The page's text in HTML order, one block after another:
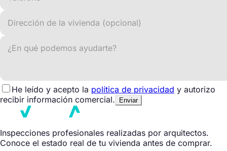
He leído y acepto la política de privacidad y autorizo
recibir información comercial.
Enviar
Inspecciones profesionales realizadas por arquitectos.
Conoce el estado real de tu vivienda antes de comprar.